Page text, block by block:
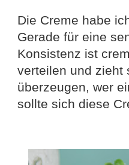
Die Creme habe
Gerade für eine
Konsistenz ist
verteilen und zieht
überzeugen, wer
sollte sich diese